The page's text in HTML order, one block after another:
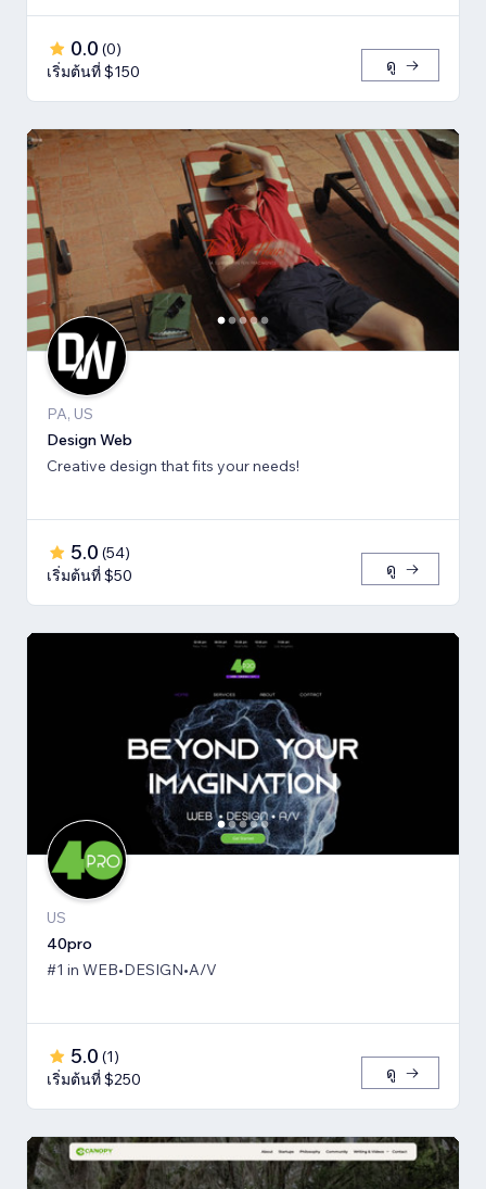
0.0 (0)
เริ่มต้นที่ $150
ดู
PA, US
Design Web
Creative design that fits your needs!
5.0 (54)
เริ่มต้นที่ $50
ดู
US
40pro
#1 in WEB•DESIGN•A/V
5.0 (1)
เริ่มต้นที่ $250
ดู